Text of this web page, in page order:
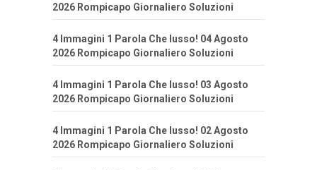
2026 Rompicapo Giornaliero Soluzioni
4 Immagini 1 Parola Che lusso! 04 Agosto
2026 Rompicapo Giornaliero Soluzioni
4 Immagini 1 Parola Che lusso! 03 Agosto
2026 Rompicapo Giornaliero Soluzioni
4 Immagini 1 Parola Che lusso! 02 Agosto
2026 Rompicapo Giornaliero Soluzioni